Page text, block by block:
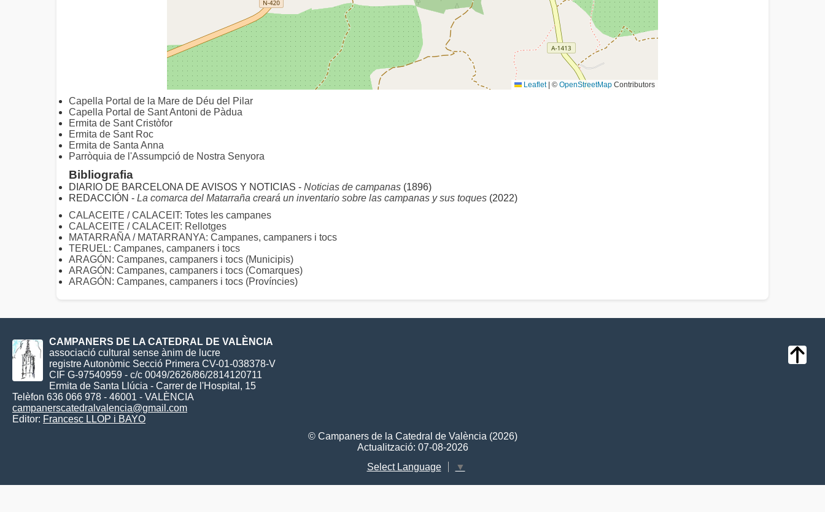
Leaflet © OpenStreetMap Contributors
Capella Portal de la Mare de Déu del Pilar
Capella Portal de Sant Antoni de Pàdua
Ermita de Sant Cristòfor
Ermita de Sant Roc
Ermita de Santa Anna
Parròquia de l'Assumpció de Nostra Senyora
Bibliografia
DIARIO DE BARCELONA DE AVISOS Y NOTICIAS - Noticias de campanas (1896)
REDACCIÓN - La comarca del Matarraña creará un inventario sobre las campanas y sus toques (2022)
CALACEITE / CALACEIT: Totes les campanes
CALACEITE / CALACEIT: Rellotges
MATARRAÑA / MATARRANYA: Campanes, campaners i tocs
TERUEL: Campanes, campaners i tocs
ARAGÓN: Campanes, campaners i tocs (Municipis)
ARAGÓN: Campanes, campaners i tocs (Comarques)
ARAGÓN: Campanes, campaners i tocs (Províncies)
CAMPANERS DE LA CATEDRAL DE VALÈNCIA
associació cultural sense ànim de lucre
registre Autonòmic Secció Primera CV-01-038378-V
CIF G-97540959 - c/c 0049/2626/86/2814120711
Ermita de Santa Llúcia - Carrer de l'Hospital, 15
Telèfon 636 066 978 - 46001 - VALÈNCIA
campanerscatedralvalencia@gmail.com
Editor: Francesc LLOP i BAYO
© Campaners de la Catedral de València (2026)
Actualització: 07-08-2026
Select Language
▼